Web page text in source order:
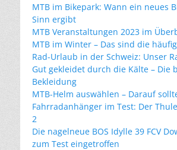
MTB im Bikepark: Wann ein neues
Sinn ergibt
MTB Veranstaltungen 2023 im
MTB im Winter – Das sind die
Rad-Urlaub in der Schweiz: Unser
Gut gekleidet durch die Kälte – Die
Bekleidung
MTB-Helm auswählen – Darauf
Fahrradanhänger im Test: Der
2
Die nagelneue BOS Idylle 39 FCV
zum Test eingetroffen